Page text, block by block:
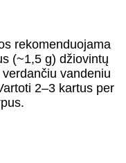
rekomenduojama
(~1,5 g) džiovintų
vandeniu
2–3 kartus per